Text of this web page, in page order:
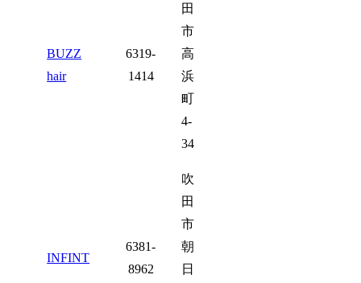
BUZZ
hair
6319-
1414
田
市
高
浜
町
4-
34
INFINT
6381-
8962
吹
田
市
朝
日